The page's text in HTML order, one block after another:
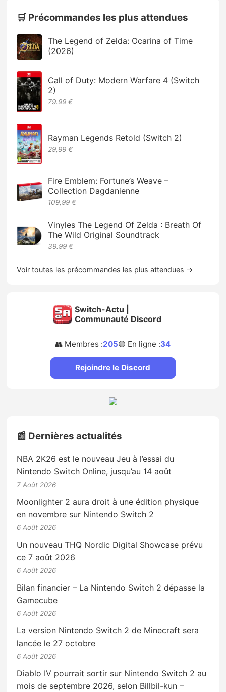
🛒 Précommandes les plus attendues
The Legend of Zelda: Ocarina of Time
(2026)
Call of Duty: Modern Warfare 4 (Switch
2)
79.99 €
Rayman Legends Retold (Switch 2)
29,99 €
Fire Emblem: Fortune’s Weave –
Collection Dagdanienne
109,99 €
Vinyles The Legend Of Zelda : Breath Of
The Wild Original Soundtrack
39.99 €
Voir toutes les précommandes les plus attendues →
Switch-Actu |
Communauté Discord
👥 Membres :205🟢 En ligne :34
Rejoindre le Discord
📰 Dernières actualités
NBA 2K26 est le nouveau Jeu à l’essai du
Nintendo Switch Online, jusqu’au 14 août
7 Août 2026
Moonlighter 2 aura droit à une édition physique
en novembre sur Nintendo Switch 2
6 Août 2026
Un nouveau THQ Nordic Digital Showcase prévu
ce 7 août 2026
6 Août 2026
Bilan financier – La Nintendo Switch 2 dépasse la
Gamecube
6 Août 2026
La version Nintendo Switch 2 de Minecraft sera
lancée le 27 octobre
6 Août 2026
Diablo IV pourrait sortir sur Nintendo Switch 2 au
mois de septembre 2026, selon Billbil-kun –